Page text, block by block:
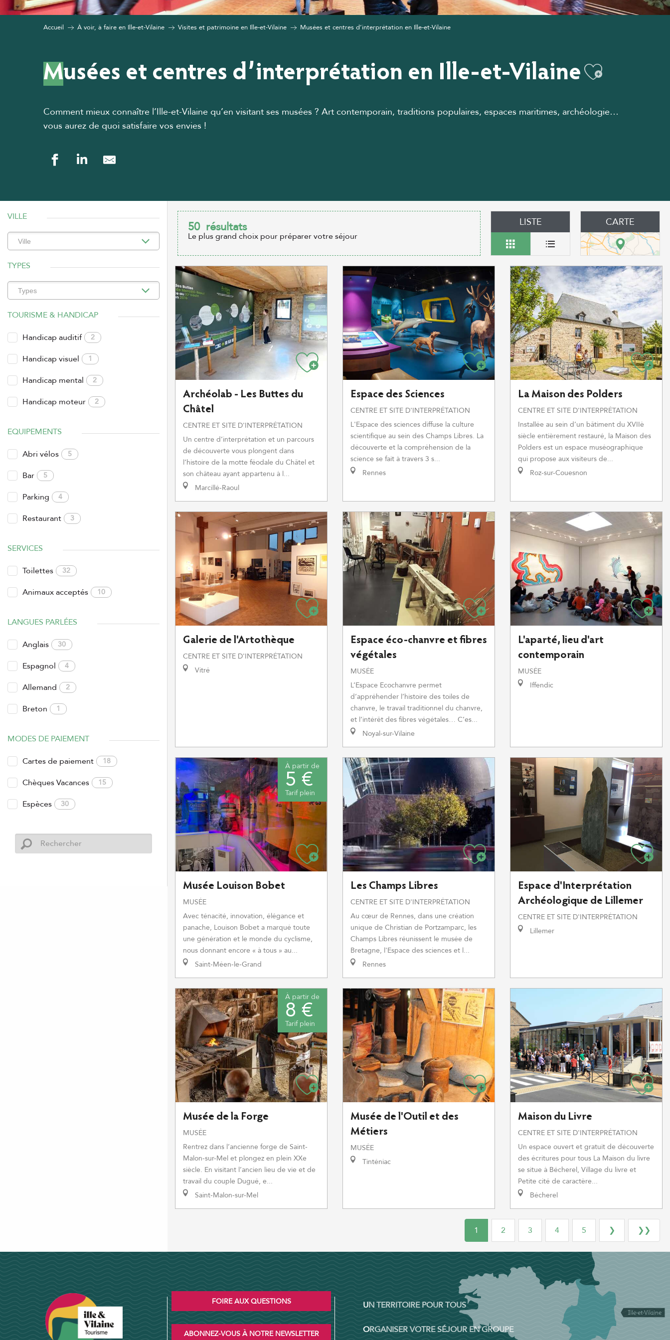
Accueil À voir, à faire en Ille-et-Vilaine Visites et patrimoine en Ille-et-Vilaine Musées et centres d’interprétation en Ille-et-Vilaine
Musées et centres d’interprétation en Ille-et-VilaineAjouter
Comment mieux connaître l’Ille-et-Vilaine qu’en visitant ses musées ? Art contemporain, traditions populaires, espaces maritimes, archéologie…
vous aurez de quoi satisfaire vos envies !
VILLE
TYPES
TOURISME & HANDICAP
Handicap auditif 2
Handicap visuel 1
Handicap mental 2
Handicap moteur 2
EQUIPEMENTS
Abri vélos 5
Bar 5
Parking 4
Restaurant 3
SERVICES
Toilettes 32
Animaux acceptés 10
LANGUES PARLÉES
Anglais 30
Espagnol 4
Allemand 2
Breton 1
MODES DE PAIEMENT
Cartes de paiement 18
Chèques Vacances 15
Espèces 30
50 résultats
Le plus grand choix pour préparer votre séjour
LISTE CARTE
Archéolab - Les Buttes du
Châtel
CENTRE ET SITE D'INTERPRÉTATION
Un centre d’interprétation et un parcours
de découverte vous plongent dans
l’histoire de la motte féodale du Châtel et
son château ayant appartenu à l...
Marcillé-Raoul
Espace des Sciences
CENTRE ET SITE D'INTERPRÉTATION
L'Espace des sciences diffuse la culture
scientifique au sein des Champs Libres. La
découverte et la compréhension de la
science se fait à travers 3 s...
Rennes
La Maison des Polders
CENTRE ET SITE D'INTERPRÉTATION
Installée au sein d’un bâtiment du XVIIè
siècle entièrement restauré, la Maison des
Polders est un espace muséographique
qui propose aux visiteurs de...
Roz-sur-Couesnon
Galerie de l'Artothèque
CENTRE ET SITE D'INTERPRÉTATION
Vitré
Espace éco-chanvre et fibres
végétales
MUSÉE
L’Espace Ecochanvre permet
d’appréhender l’histoire des toiles de
chanvre, le travail traditionnel du chanvre,
et l’intérêt des fibres végétales… C’es...
Noyal-sur-Vilaine
L'aparté, lieu d'art
contemporain
MUSÉE
Iffendic
À partir de
5 €
Tarif plein
Musée Louison Bobet
MUSÉE
Avec ténacité, innovation, élégance et
panache, Louison Bobet a marqué toute
une génération et le monde du cyclisme,
nous donnant encore « à tous » au...
Saint-Méen-le-Grand
Les Champs Libres
CENTRE ET SITE D'INTERPRÉTATION
Au cœur de Rennes, dans une création
unique de Christian de Portzamparc, les
Champs Libres réunissent le musée de
Bretagne, l'Espace des sciences et l...
Rennes
Espace d'Interprétation
Archéologique de Lillemer
CENTRE ET SITE D'INTERPRÉTATION
Lillemer
À partir de
8 €
Tarif plein
Musée de la Forge
MUSÉE
Rentrez dans l’ancienne forge de Saint-
Malon-sur-Mel et plongez en plein XXe
siècle. En visitant l’ancien lieu de vie et de
travail du couple Dugué, e...
Saint-Malon-sur-Mel
Musée de l'Outil et des
Métiers
MUSÉE
Tinténiac
Maison du Livre
CENTRE ET SITE D'INTERPRÉTATION
Un espace ouvert et gratuit de découverte
des écritures pour tous La Maison du livre
se situe à Bécherel, Village du livre et
Petite cité de caractère...
Bécherel
1 2 3 4 5 ❯ ❯❯
FOIRE AUX QUESTIONS
ABONNEZ-VOUS À NOTRE NEWSLETTER
UN TERRITOIRE POUR TOUS
ORGANISER VOTRE SÉJOUR EN GROUPE